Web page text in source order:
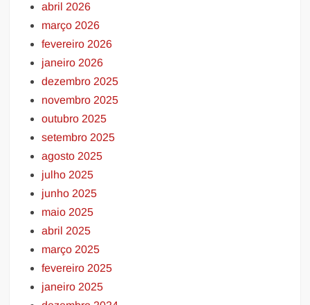
abril 2026
março 2026
fevereiro 2026
janeiro 2026
dezembro 2025
novembro 2025
outubro 2025
setembro 2025
agosto 2025
julho 2025
junho 2025
maio 2025
abril 2025
março 2025
fevereiro 2025
janeiro 2025